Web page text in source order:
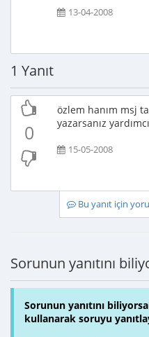
13-04-2008
1 Yanıt
0
özlem hanım msj
yazarsanız
15-05-2008
Bu yanıt için
Sorunun yanıtını
Sorunun yanıtını
kullanarak soruyu